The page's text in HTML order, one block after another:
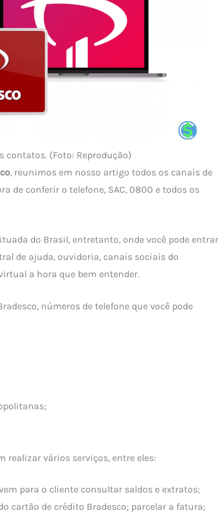
contatos. (Foto: Reprodução)
, reunimos em nosso artigo todos os canais de
de conferir o telefone, SAC, 0800 e todos os
do Brasil, entretanto, onde você pode entrar
de ajuda, ouvidoria, canais sociais do
a hora que bem entender.
números de telefone que você pode
realizar vários serviços, entre eles:
para o cliente consultar saldos e extratos;
cartão de crédito Bradesco; parcelar a fatura;